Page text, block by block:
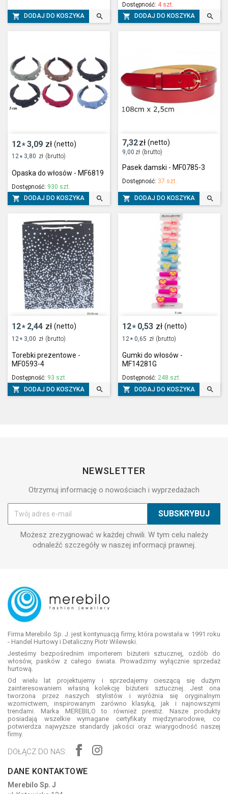
 DODAJ DO KOSZYKA 
Dostępność: 4 szt.
 DODAJ DO KOSZYKA 
12*3,09 zł (netto)
12* 3,80 zł (brutto)
Opaska do włosów - MF6819
Dostępność: 930 szt.
 DODAJ DO KOSZYKA 
7,32zł (netto)
9,00 zł (brutto)
Pasek damski - MF0785-3
Dostępność: 37 szt.
 DODAJ DO KOSZYKA 
12* 2,44 zł (netto)
12 * 3,00 zł (brutto)
Torebki prezentowe -
MF0593-4
Dostępność: 93 szt.
 DODAJ DO KOSZYKA 
12* 0,53 zł (netto)
12 * 0,65 zł (brutto)
Gumki do włosów -
MF14281G
Dostępność: 248 szt.
 DODAJ DO KOSZYKA 
NEWSLETTER
Otrzymuj informację o nowościach i wyprzedażach
Możesz zrezygnować w każdej chwili. W tym celu należy
odnaleźć szczegóły w naszej informacji prawnej.
Firma Merebilo Sp. J. jest kontynuacją firmy, która powstała w 1991 roku
- Handel Hurtowy i Detaliczny Piotr Wilewski.
Jesteśmy bezpośrednim importerem biżuterii sztucznej, ozdób do
włosów, pasków z całego świata. Prowadzimy wyłącznie sprzedaż
hurtową.
Od wielu lat projektujemy i sprzedajemy cieszącą się dużym
zainteresowaniem własną kolekcję biżuterii sztucznej. Jest ona
tworzona przez naszych stylistów i wyróżnia się oryginalnym
wzornictwem, inspirowanym zarówno klasyką, jak i najnowszymi
trendami. Marka MEREBILO to również prestiż. Nasze produkty
posiadają wszelkie wymagane certyfikaty międzynarodowe, co
potwierdza najwyższe standardy jakości oraz wiarygodność naszej
firmy.
DOŁĄCZ DO NAS:
DANE KONTAKTOWE
Merebilo Sp. J